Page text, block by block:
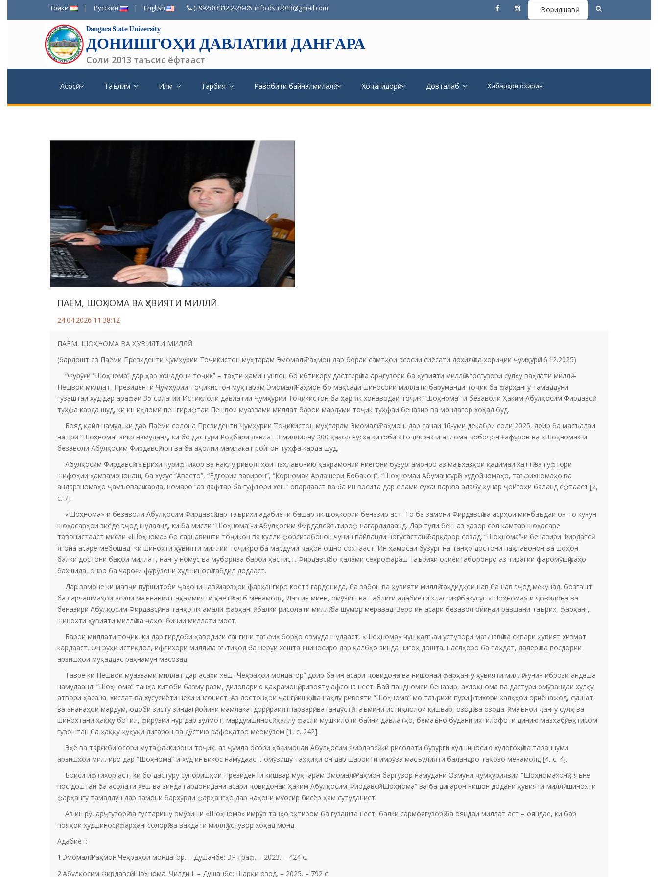
Тоҷики | Русский | English (+992) 83312 2-28-06 info.dsu2013@gmail.com Воридшавӣ
Dangara State University
ДОНИШГОҲИ ДАВЛАТИИ ДАНҒАРА
Соли 2013 таъсис ёфтааст
Асосӣ Таълим Илм Тарбия Равобити байналмилалӣ Хоҷагидорӣ Довталаб Хабарҳои охирин
ПАЁМ, ШОҲНОМА ВА ҲУВИЯТИ МИЛЛӢ
24.04.2026 11:38:12
ПАЁМ, ШОҲНОМА ВА ҲУВИЯТИ МИЛЛӢ
(бардошт аз Паёми Президенти Ҷумҳурии Тоҷикистон муҳтарам Эмомалӣ Раҳмон дар бораи самтҳои асосии сиёсати дохилӣ ва хориҷии ҷумҳурӣ 16.12.2025)
“Фурӯғи “Шоҳнома” дар ҳар хонадони тоҷик” – таҳти ҳамин унвон бо ибтикору дастгирӣ ва арҷгузори ба ҳувияти миллӣ Асосгузори сулҳу ваҳдати миллӣ –
Пешвои миллат, Президенти Ҷумҳурии Тоҷикистон муҳтарам Эмомалӣ Раҳмон бо мақсади шиносоии миллати баруманди тоҷик ба фарҳангу тамаддуни
гузаштаи худ дар арафаи 35-солагии Истиқлоли давлатии Ҷумҳурии Тоҷикистон ба ҳар як хонаводаи тоҷик “Шоҳнома”-и безаволи Ҳаким Абулқосим Фирдавсӣ
туҳфа карда шуд, ки ин иқдоми пешгирифтаи Пешвои муаззами миллат барои мардуми тоҷик туҳфаи беназир ва мондагор хоҳад буд.
Бояд қайд намуд, ки дар Паёми солона Президенти Ҷумҳурии Тоҷикистон муҳтарам Эмомалӣ Раҳмон, дар санаи 16-уми декабри соли 2025, доир ба масъалаи
нашри “Шоҳнома” зикр намуданд, ки бо дастури Роҳбари давлат 3 миллиону 200 ҳазор нусха китоби «Тоҷикон»-и аллома Бобоҷон Ғафуров ва «Шоҳнома»-и
безаволи Абулқосим Фирдавсӣ чоп ва ба аҳолии мамлакат ройгон туҳфа карда шуд.
Абулқосим Фирдавсӣ таърихи пурифтихор ва нақлу ривоятҳои паҳлавонию қаҳрамонии ниёгони бузургамонро аз маъхазҳои қадимаи хаттӣ ва гуфтори
шифоҳии ҳамзамононаш, ба хусус “Авесто”, “Ёдгории зарирон”, “Корномаи Ардашери Бобакон”, “Шоҳномаи Абумансурӣ”, худойномаҳо, таърихномаҳо ва
андарзномаҳо ҷамъоварӣ карда, номаро “аз дафтар ба гуфтори хеш” овардааст ва ба ин восита дар олами суханварӣ ва адабу ҳунар ҷойгоҳи баланд ёфтааст [2,
c. 7].
«Шоҳнома»-и безаволи Абулқосим Фирдавсӣ дар таърихи адабиёти башар як шоҳкории беназир аст. То ба замони Фирдавсӣ ва асрҳои минбаъдаи он то кунун
шоҳасарҳои зиёде эҷод шудаанд, ки ба мисли “Шоҳнома”-и Абулқосим Фирдавсӣ эътироф нагардидаанд. Дар тули беш аз ҳазор сол камтар шоҳасаре
тавонистааст мисли «Шоҳнома» бо сарнавишти тоҷикон ва кулли форсизабонон чунин пайванди ногусастанӣ барқарор созад. “Шоҳнома”-и беназири Фирдавсӣ
ягона асаре мебошад, ки шинохти ҳувияти миллии тоҷикро ба мардуми ҷаҳон ошно сохтааст. Ин ҳамосаи бузург на танҳо достони паҳлавонон ва шоҳон,
балки достони бақои миллат, нангу номус ва мубориза барои ҳастист. Фирдавсӣ бо қалами сеҳрофараш таърихи ориёитаборонро аз тирагии фаромӯшӣ раҳо
бахшида, онро ба чароғи фурӯзони худшиносӣ табдил додааст.
Дар замоне ки мавҷи пуршитоби ҷаҳонишавӣ марзҳои фарҳангиро коста гардонида, ба забон ва ҳувияти миллӣ таҳдидҳои нав ба нав эҷод мекунад, бозгашт
ба сарчашмаҳои асили маънавият аҳаммияти ҳаётӣ касб менамояд. Дар ин миён, омӯзиш ва таблиғи адабиёти классикӣ, бахусус «Шоҳнома»-и ҷовидона ва
беназири Абулқосим Фирдавсӣ, на танҳо як амали фарҳангӣ, балки рисолати миллӣ ба шумор меравад. Зеро ин асари безавол ойинаи равшани таърих, фарҳанг,
шинохти ҳувияти миллӣ ва ҷаҳонбинии миллати мост.
Барои миллати тоҷик, ки дар гирдоби ҳаводиси сангини таърих борҳо озмуда шудааст, «Шоҳнома» чун қалъаи устувори маънавӣ ва сипари ҳувият хизмат
кардааст. Он руҳи истиқлол, ифтихори миллӣ ва эътиқод ба неруи хештаншиносиро дар қалбҳо зинда нигоҳ дошта, наслҳоро ба ваҳдат, далерӣ ва посдории
арзишҳои муқаддас раҳнамун месозад.
Тавре ки Пешвои муаззами миллат дар асари хеш “Чеҳраҳои мондагор” доир ба ин асари ҷовидона ва нишонаи фарҳангу ҳувияти миллӣ чунин ибрози андеша
намудаанд: “Шоҳнома” танҳо китоби базму разм, диловарию қаҳрамонӣ, ривояту афсона нест. Вай пандномаи беназир, ахлоқнома ва дастури омӯзандаи хулқу
атвори ҳасана, хислат ва хусусиёти неки инсонист. Аз достонҳои ҷангӣ, ишқӣ ва нақлу ривояти “Шоҳнома” мо таърихи пурифтихори халқҳои ориёнажод, суннат
ва ананаҳои мардум, одоби зисту зиндагӣ, ойини мамлакатдорӣ, раиятпарварӣ, ватандӯстӣ, таъмини истиқлолои кишвар, озодӣ ва озодагӣ, маънои ҷангу сулҳ ва
шинохтани ҳаққу ботил, фирӯзии нур дар зулмот, мардумшиносӣ, ҳаллу фасли мушкилоти байни давлатҳо, бемаъно будани ихтилофоти динию мазҳабӣ, эҳтиром
гузоштан ба ҳаққу ҳуқуқи дигарон ва дӯстию рафоқатро меомӯзем [1, c. 242].
Эҳё ва тарғиби осори мутафаккирони тоҷик, аз ҷумла осори ҳакимонаи Абулқосим Фирдавсӣ, ки рисолати бузурги худшиносию худогоҳӣ ва тараннуми
арзишҳои миллиро дар “Шоҳнома”-и худ инъикос намудааст, омӯзишу таҳқиқи он дар шароити имрӯза масъулияти баландро тақозо менамояд [4, c. 4].
Боиси ифтихор аст, ки бо дастуру супоришҳои Президенти кишвар муҳтарам Эмомалӣ Раҳмон баргузор намудани Озмуни ҷумҳуриявии “Шоҳномахонӣ”, яъне
пос доштан ба асолати хеш ва зинда гардонидани асари ҷовидонаи Ҳаким Абулқосим Фиодавсӣ “Шоҳнома” ва ба дигарон нишон додани ҳувияти миллӣ, шинохти
фарҳангу тамаддун дар замони бархӯрди фарҳангҳо дар ҷаҳони муосир бисёр ҳам сутуданист.
Аз ин рӯ, арҷгузорӣ ва густаришу омӯзиши «Шоҳнома» имрӯз танҳо эҳтиром ба гузашта нест, балки сармоягузорӣ ба ояндаи миллат аст – ояндае, ки бар
пояҳои худшиносӣ, фарҳангсолорӣ ва ваҳдати миллӣ устувор хоҳад монд.
Адабиёт:
1.Эмомалӣ Раҳмон.Чеҳраҳои мондагор. – Душанбе: ЭР-граф. – 2023. – 424 с.
2.Абулқосим Фирдавсӣ. Шоҳнома. Ҷилди І. – Душанбе: Шарқи озод. – 2025. – 792 с.